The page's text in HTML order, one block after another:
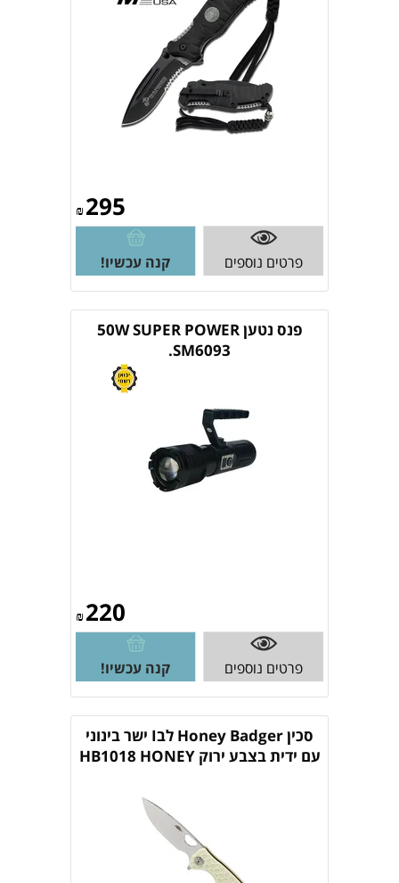
₪295
פרטים נוספים קנה עכשיו!
פנס נטען 50W SUPER POWER
SM6093.
₪220
פרטים נוספים קנה עכשיו!
סכין Honey Badger לבI ישר בינוני
עם ידית בצבע ירוק HB1018 HONEY